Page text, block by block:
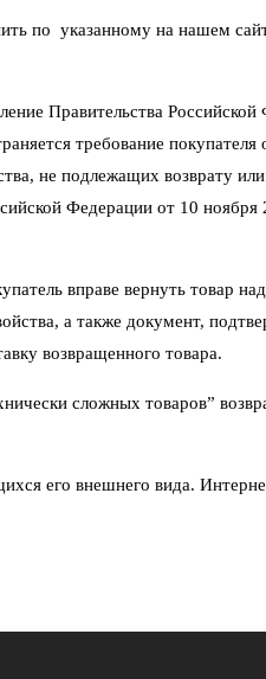
по указанному на нашем
Правительства Российской
требование покупателя
не подлежащих возврату
Федерации от 10
вправе вернуть товар
а также документ,
возвращенного товара.
сложных товаров”
его внешнего вида.